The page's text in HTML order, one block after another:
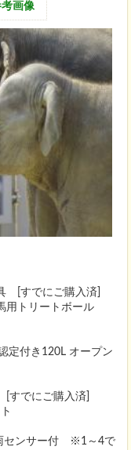
画像
[すでにご購入済]
用トリートボール
定付き120L オープン
すでにご購入済]
ト
センサー付 ※1～4で